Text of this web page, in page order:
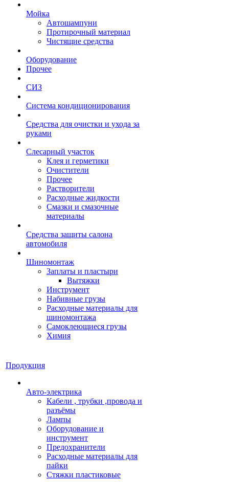
Мойка
Автошампуни
Протирочный материал
Чистящие средства
Оборудование
Прочее
СИЗ
Система кондиционирования
Средства для очистки и ухода за
руками
Слесарный участок
Клея и герметики
Очистители
Прочее
Растворители
Расходные жидкости
Смазки и смазочные
материалы
Средства защиты салона
автомобиля
Шиномонтаж
Заплаты и пластыри
Вытяжки
Инструмент
Набивные грузы
Расходные материалы для
шиномонтажа
Самоклеющиеся грузы
Химия
Продукция
Авто-электрика
Кабели , трубки ,провода и
разъёмы
Лампы
Оборудование и
инструмент
Предохранители
Расходные материалы для
пайки
Стяжки пластиковые